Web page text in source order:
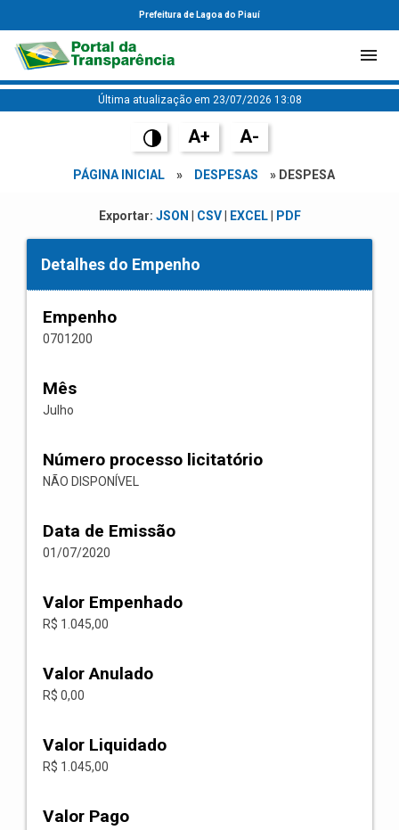
Prefeitura de Lagoa do Piauí
Última atualização em 23/07/2026 13:08
A+ A-
PÁGINA INICIAL » DESPESAS » DESPESA
Exportar: JSON CSV| EXCEL| PDF
Detalhes do Empenho
Empenho
0701200
Mês
Julho
Número processo licitatório
NÃO DISPONÍVEL
Data de Emissão
01/07/2020
Valor Empenhado
R$ 1.045,00
Valor Anulado
R$ 0,00
Valor Liquidado
R$ 1.045,00
Valor Pago